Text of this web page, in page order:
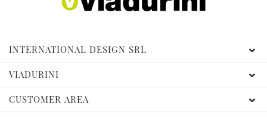
INTERNATIONAL DESIGN SRL
VIADURINI
CUSTOMER AREA